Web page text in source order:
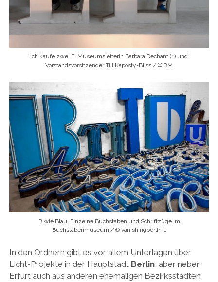
Ich kaufe zwei E: Museumsleiterin Barbara Dechant (r.) und
Vorstandsvorsitzender Till Kaposty-Bliss / © BM
B wie Blau: Einzelne Buchstaben und Schriftzüge im
Buchstabenmuseum / © vanishingberlin-1
In den Ordnern gibt es vor allem Unterlagen über
Licht-Projekte in der Hauptstadt Berlin, aber neben
Erfurt auch aus anderen ehemaligen Bezirksstädten: